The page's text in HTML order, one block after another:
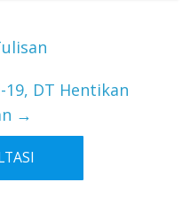
19, DT Hentikan
→